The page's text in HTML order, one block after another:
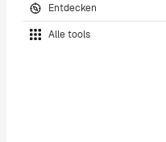
Entdecken
Alle tools